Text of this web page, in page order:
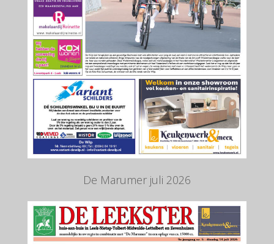
De Marumer juli 2026